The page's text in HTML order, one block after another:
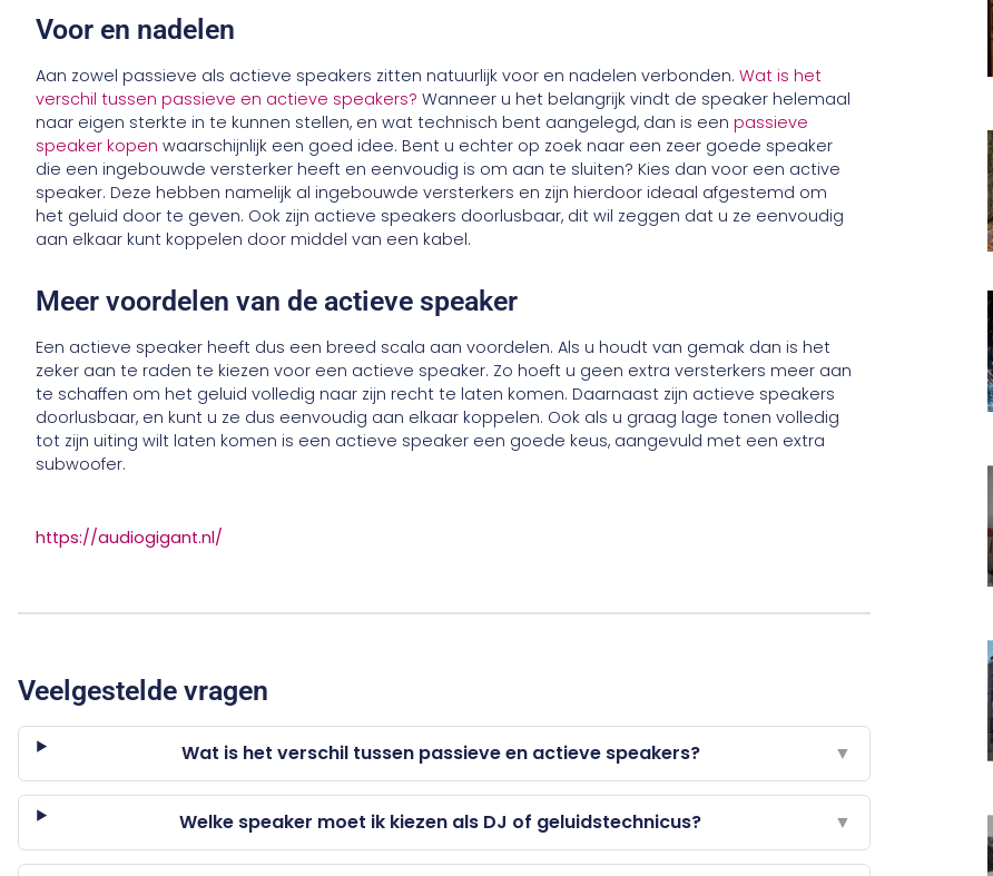
Voor en nadelen
Aan zowel passieve als actieve speakers zitten natuurlijk voor en nadelen verbonden.Wat is het
verschil tussen passieve en actieve speakers? Wanneer u het belangrijk vindt de speaker helemaal
naar eigen sterkte in te kunnen stellen, en wat technisch bent aangelegd, dan is eenpassieve
speaker kopen waarschijnlijk een goed idee. Bent u echter op zoek naar een zeer goede speaker
die een ingebouwde versterker heeft en eenvoudig is om aan te sluiten? Kies dan voor een active
speaker. Deze hebben namelijk al ingebouwde versterkers en zijn hierdoor ideaal afgestemd om
het geluid door te geven. Ook zijn actieve speakers doorlusbaar, dit wil zeggen dat u ze eenvoudig
aan elkaar kunt koppelen door middel van een kabel.
Meer voordelen van de actieve speaker
Een actieve speaker heeft dus een breed scala aan voordelen. Als u houdt van gemak dan is het
zeker aan te raden te kiezen voor een actieve speaker. Zo hoeft u geen extra versterkers meer aan
te schaffen om het geluid volledig naar zijn recht te laten komen. Daarnaast zijn actieve speakers
doorlusbaar, en kunt u ze dus eenvoudig aan elkaar koppelen. Ook als u graag lage tonen volledig
tot zijn uiting wilt laten komen is een actieve speaker een goede keus, aangevuld met een extra
subwoofer.
https://audiogigant.nl/
Veelgestelde vragen
Wat is het verschil tussen passieve en actieve speakers? ▼
Welke speaker moet ik kiezen als DJ of geluidstechnicus? ▼